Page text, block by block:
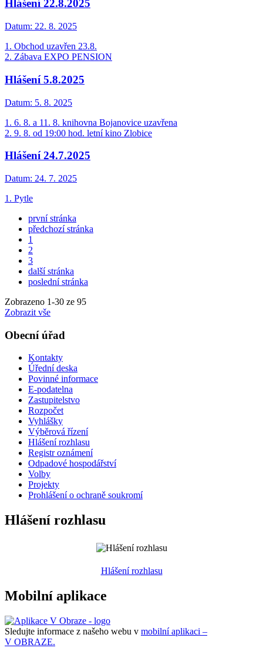
Hlášení 22.8.2025
Datum: 22. 8. 2025
1. Obchod uzavřen 23.8.
2. Zábava EXPO PENSION
Hlášení 5.8.2025
Datum: 5. 8. 2025
1. 6. 8. a 11. 8. knihovna Bojanovice uzavřena
2. 9. 8. od 19:00 hod. letní kino Zlobice
Hlášení 24.7.2025
Datum: 24. 7. 2025
1. Pytle
první stránka
předchozí stránka
1
2
3
další stránka
poslední stránka
Zobrazeno 1-30 ze 95
Zobrazit vše
Obecní úřad
Kontakty
Úřední deska
Povinné informace
E-podatelna
Zastupitelstvo
Rozpočet
Vyhlášky
Výběrová řízení
Hlášení rozhlasu
Registr oznámení
Odpadové hospodářství
Volby
Projekty
Prohlášení o ochraně soukromí
Hlášení rozhlasu
Hlášení rozhlasu
Mobilní aplikace
Sledujte informace z našeho webu v mobilní aplikaci –
V OBRAZE.